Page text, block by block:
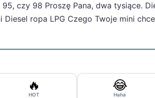
czy 98 Proszę Pana, dwa tysiące.
ropa LPG Czego Twoje mini
🔥
HOT
😂
Haha